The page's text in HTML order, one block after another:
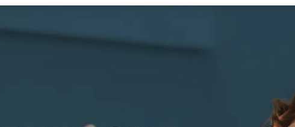
Ebert als auch 😴Boxspringbetten, Matratzen,
in Mühlacker? ➡️ Bettenfachgeschäft Ebert , Ihr